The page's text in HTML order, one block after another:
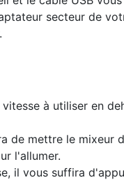
secteur de
à utiliser en
de mettre le mixeur
l'allumer.
il vous suffira